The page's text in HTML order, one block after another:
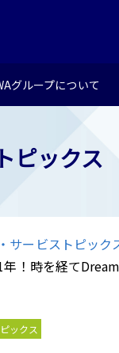
グループについて
ピックス
サービストピック
年！時を経て
ックス